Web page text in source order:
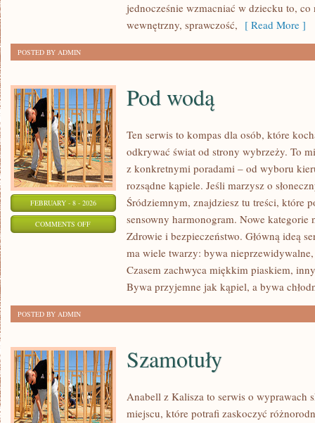
jednocześnie wzmacniać w dziecku to,
wewnętrzny, sprawczość, [ Read More ]
POSTED BY ADMIN
FEBRUARY - 8 - 2026
COMMENTS OFFON
Pod wodą
Ten serwis to kompas dla osób, które
odkrywać świat od strony wybrzeży. To
z konkretnymi poradami – od wyboru
rozsądne kąpiele. Jeśli marzysz o
Śródziemnym, znajdziesz tu treści, które
sensowny harmonogram. Nowe
Zdrowie i bezpieczeństwo. Główną ideą
ma wiele twarzy: bywa
Czasem zachwyca miękkim piaskiem,
Bywa przyjemne jak kąpiel, a bywa
POSTED BY ADMIN
Szamotuły
Anabell z Kalisza to serwis o wyprawach
miejscu, które potrafi zaskoczyć